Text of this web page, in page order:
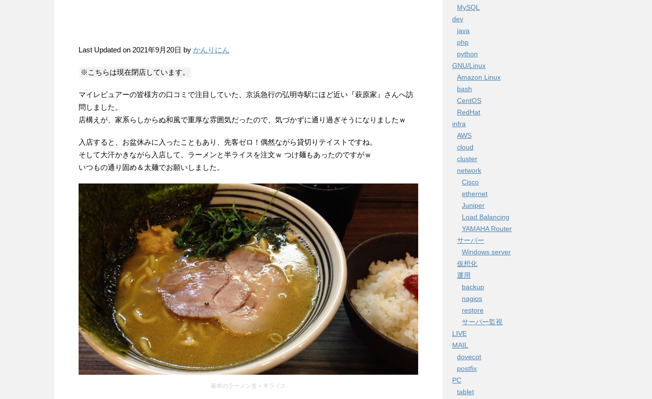
Last Updated on 2021年9月20日 by かんりにん
※こちらは現在閉店しています。
マイレビュアーの皆様方の口コミで注目していた、京浜急行の弘明寺駅にほど近い『萩原家』さんへ訪
問しました。
店構えが、家系らしからぬ和風で重厚な雰囲気だったので、気づかずに通り過ぎそうになりましたｗ
入店すると、お盆休みに入ったこともあり、先客ゼロ！偶然ながら貸切りテイストですね。
そして大汗かきながら入店して、ラーメンと半ライスを注文ｗ つけ麺もあったのですがｗ
いつもの通り固め＆太麺でお願いしました。
基本のラーメン並＋半ライス
MySQL
dev
java
php
python
GNU/Linux
Amazon Linux
bash
CentOS
RedHat
infra
AWS
cloud
cluster
network
Cisco
ethernet
Juniper
Load Balancing
YAMAHA Router
サーバー
Windows server
仮想化
運用
backup
nagios
restore
サーバー監視
LIVE
MAIL
dovecot
postfix
PC
tablet